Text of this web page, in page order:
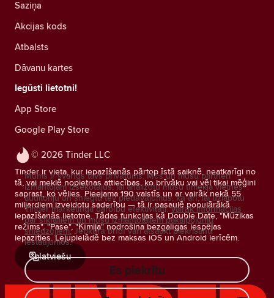
© 2026 Tinder LLC
Tinder ir vieta, kur iepazīšanās pārtop īstā saiknē, neatkarīgi no
tā, vai meklē nopietnas attiecības, ko brīvāku vai vēl tikai mēģini
saprast, ko vēlies. Pieejama 190 valstīs un ar vairāk nekā 55
miljardiem izveidotu saderību — tā ir pasaulē populārākā
iepazīšanās lietotne. Tādas funkcijas kā Double Date, "Mūzikas
režīms", "Pase", "Ķīmija" nodrošina bezgalīgas iespējas
iepazīties. Lejupielādē bez maksas iOS un Android ierīcēm.
latviešu
Saziņa
Akcijas kods
Atbalsts
Dāvanu kartes
Iegūsti lietotni!
App Store
Google Play Store
Mums ir svarīgs tavs privātums. Mēs un mūsu partneri
izmantojam izsekotājus, lai analizētu mūsu tīmekļa vietnes
auditoriju un sniegtu tev piedāvājumus, kā arī, lai uzlabotu
Tinder mārketinga darbību efektivitāti. Vairāk informācijas
par sīkfailiem un mūsu izmantotajiem pakalpojumu
sniedzējiem. Jebkurā brīdī vari atsaukt piekrišanu
iestatījumos.
Es piekrītu